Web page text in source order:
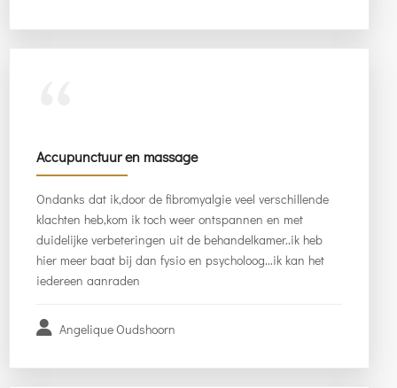
“
Accupunctuur en massage
Ondanks dat ik,door de fibromyalgie veel verschillende
klachten heb,kom ik toch weer ontspannen en met
duidelijke verbeteringen uit de behandelkamer..ik heb
hier meer baat bij dan fysio en psycholoog...ik kan het
iedereen aanraden
Angelique Oudshoorn